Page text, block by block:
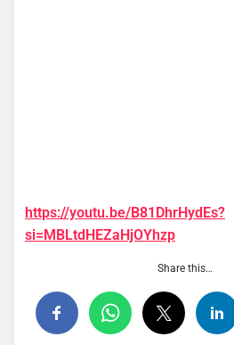
https://youtu.be/B81DhrHydEs?
si=MBLtdHEZaHjOYhzp
Share this…